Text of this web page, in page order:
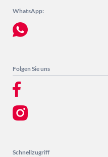
WhatsApp:
Folgen Sie uns
Schnellzugriff